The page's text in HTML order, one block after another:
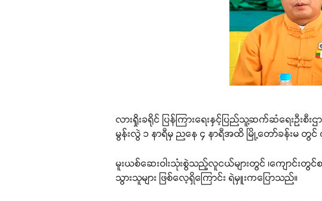
လားရှိုးခရိုင် ပြန်ကြားရေးနှင့်ပြည်သူ့ဆက်ဆံရေးဦးစီ
မွန်းလွဲ ၁ နာရီမှ ညနေ ၄ နာရီအထိ မြို့တော်ခန်းမ တွင်
မူးယစ်ဆေးဝါးသုံးစွဲသည့်လူငယ်များတွင် ၊ကျောင်းတွ
သွားသူများ ဖြစ်လေ့ရှိကြောင်း ရဲမှူးကပြောသည်။